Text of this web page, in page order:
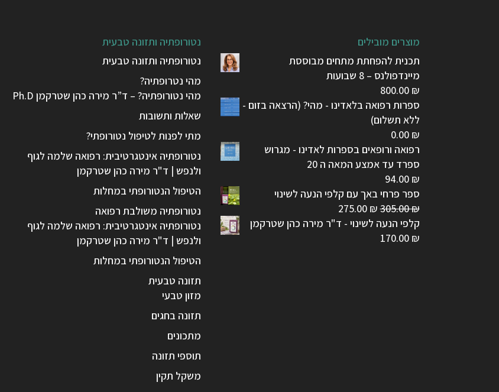
נטורופתיה ותזונה טבעית
נטורופתיה ותזונה טבעית
מהי נטרופתיה?
מהי נטורופתיה? – ד”ר מירה כהן שטרקמן Ph.D
שאלות ותשובות
מתי לפנות לטיפול נטורופתי?
נטורופתיה אינטגרטיבית: רפואה שלמה לגוף
ולנפש | ד"ר מירה כהן שטרקמן
הטיפול הנטורופתי במחלות
נטורופתיה משולבת רפואה
נטורופתיה אינטגרטיבית: רפואה שלמה לגוף
ולנפש | ד"ר מירה כהן שטרקמן
הטיפול הנטורופתי במחלות
תזונה טבעית
מזון טבעי
תזונה בחגים
מתכונים
תוספי תזונה
משקל תקין
מוצרים מובילים
תכנית להפחתת מתחים מבוססת
מיינדפולנס – 8 שבועות
800.00 ₪
ספרות רפואה בלאדינו - מהי? (הרצאה בזום -
ללא תשלום)
0.00 ₪
רפואה ורופאים בספרות לאדינו - מגרוש
ספרד עד אמצע המאה ה 20
94.00 ₪
ספר פרחי באך עם קלפי הנעה לשינוי
305.00₪
המחיר
המקורי
275.00 ₪
הנוכחי
קלפי הנעה לשינוי - ד"ר מירה כהן שטרקמן
170.00 ₪